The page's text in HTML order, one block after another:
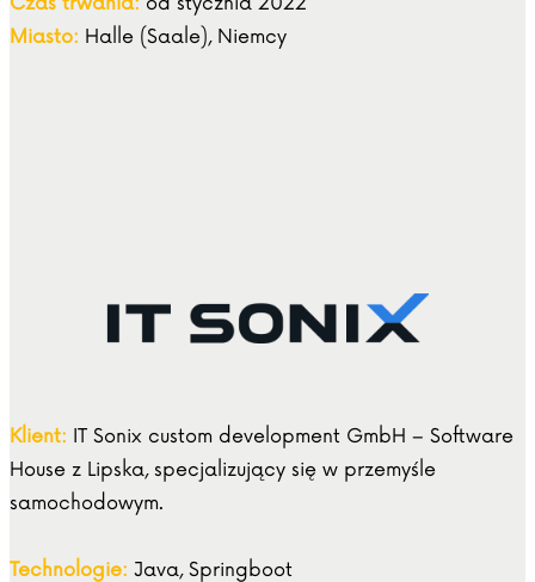
Miasto: Halle (Saale), Niemcy
Klient: IT Sonix custom development GmbH – Software
House z Lipska, specjalizujący się w przemyśle
samochodowym.
Technologie: Java, Springboot